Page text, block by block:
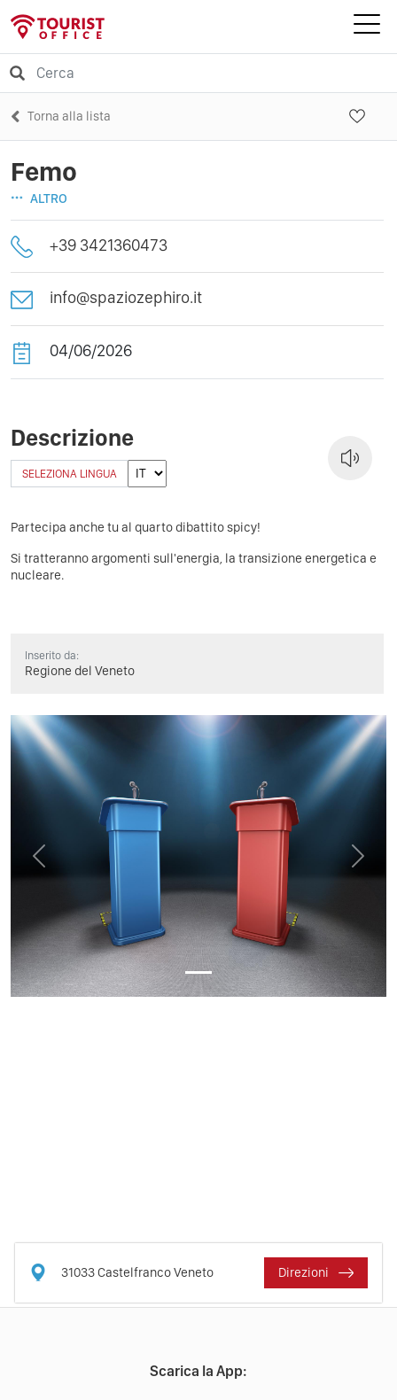
Torna alla lista
Femo
ALTRO
+39 3421360473
info@spaziozephiro.it
04/06/2026
Descrizione
SELEZIONA LINGUA
Partecipa anche tu al quarto dibattito spicy!
Si tratteranno argomenti sull'energia, la transizione energetica e
nucleare.
Inserito da:
Regione del Veneto
Previous Next
31033Castelfranco Veneto Direzioni
Scarica la App: